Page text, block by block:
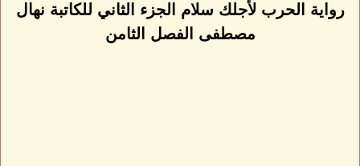
رواية الحرب لأجلك سلام الجزء الثاني للكاتبة نهال
مصطفى الفصل الثامن